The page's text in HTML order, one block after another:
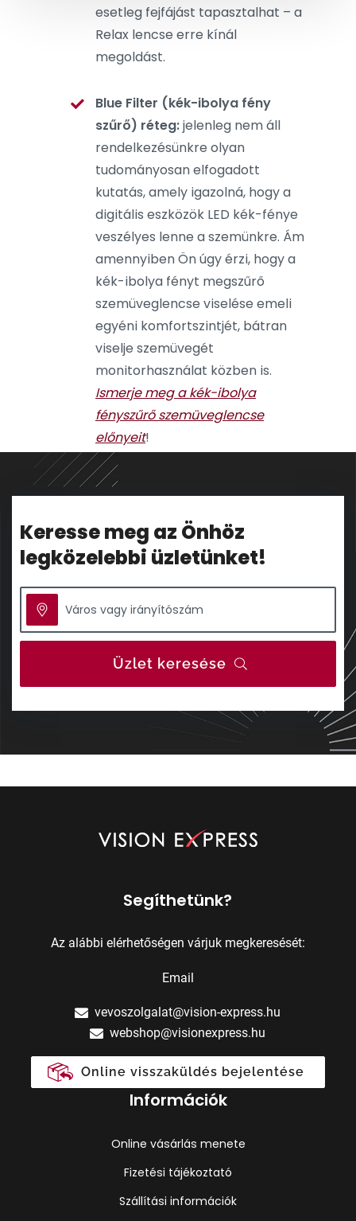
esetleg fejfájást tapasztalhat – a
Relax lencse erre kínál
megoldást.
Blue Filter (kék-ibolya fény
szűrő) réteg:jelenleg nem áll
rendelkezésünkre olyan
tudományosan elfogadott
kutatás, amely igazolná, hogy a
digitális eszközök LED kék-fénye
veszélyes lenne a szemünkre. Ám
amennyiben Ön úgy érzi, hogy a
kék-ibolya fényt megszűrő
szemüveglencse viselése emeli
egyéni komfortszintjét, bátran
viselje szemüvegét
monitorhasználat közben is.
Ismerje meg a kék-ibolya
fényszűrő szemüveglencse
előnyeit!
Keresse meg az Önhöz
legközelebbi üzletünket!
Üzlet keresése
Segíthetünk?
Az alábbi elérhetőségen várjuk megkeresését:
Email
vevoszolgalat@vision-express.hu
webshop@visionexpress.hu
Online visszaküldés bejelentése
Információk
Online vásárlás menete
Fizetési tájékoztató
Szállítási információk